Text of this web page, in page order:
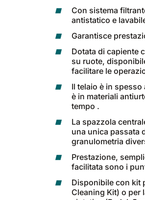
Con sistema
antistatico e
Garantisce
Dotata di capiente
su ruote,
facilitare le
Il telaio è in
è in materiali
tempo .
La spazzola
una unica passata
granulometria
Prestazione,
facilitata sono i
Disponibile con kit
Cleaning Kit) o per